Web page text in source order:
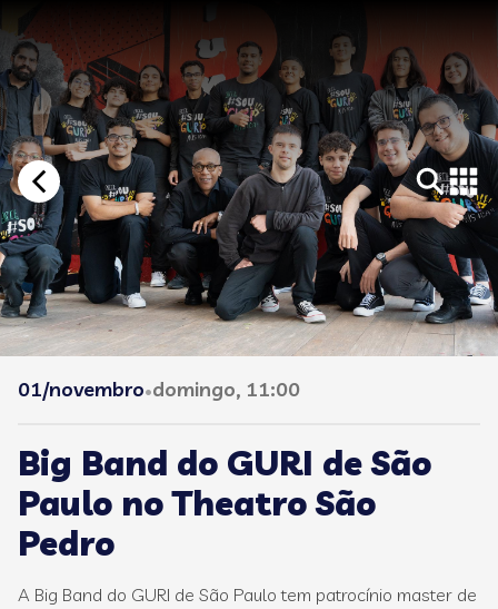
01/novembro•domingo, 11:00
Big Band do GURI de São
Paulo no Theatro São
Pedro
A Big Band do GURI de São Paulo tem patrocínio master de